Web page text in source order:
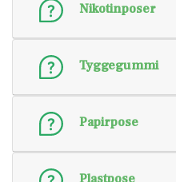
Nikotinposer
Tyggegummi
Papirpose